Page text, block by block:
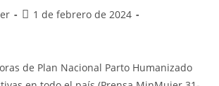
1 de febrero de 2024
de Plan Nacional Parto Humanizado